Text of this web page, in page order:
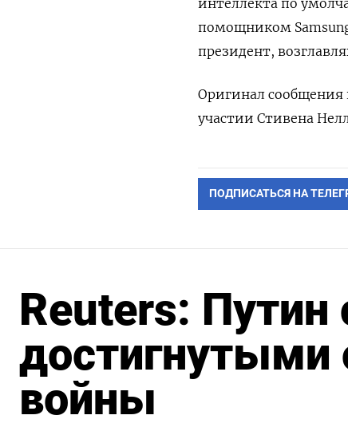
интеллекта по
помощником
президент,
Оригинал сообщения
участии Стивена
ПОДПИСАТЬСЯ НА
Reuters: Путин
достигнутыми
войны